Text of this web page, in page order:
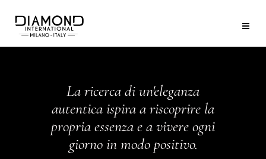
La ricerca di un'eleganza
autentica ispira a riscoprire la
propria essenza e a vivere ogni
giorno in modo positivo.